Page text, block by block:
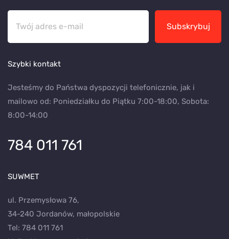
Subskrybuj
Szybki kontakt
Jesteśmy do Państwa dyspozycji telefonicznie, jak i
mailowo od: Poniedziałku do Piątku 7:00-18:00, Sobota:
8:00-14:00
784 011 761
SUWMET
ul. Przemysłowa 76,
34-240 Jordanów, małopolskie
Tel: 784 011 761